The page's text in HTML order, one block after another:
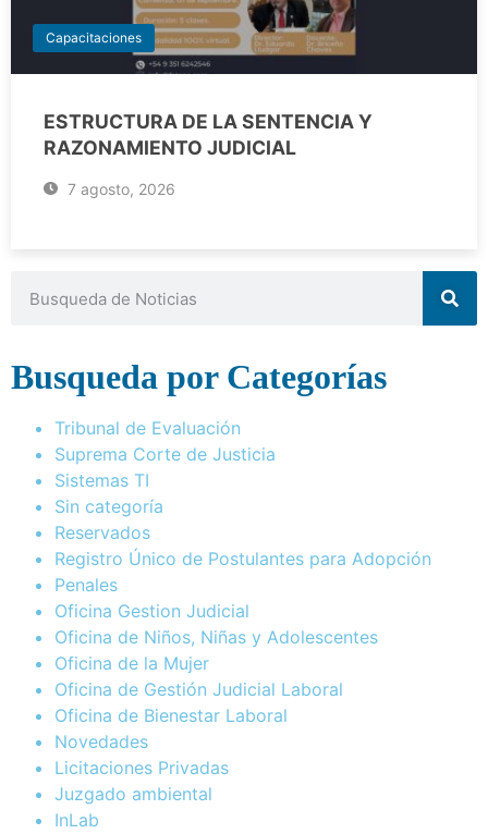
Capacitaciones
ESTRUCTURA DE LA SENTENCIA Y
RAZONAMIENTO JUDICIAL
7 agosto, 2026
Busqueda por Categorías
Tribunal de Evaluación
Suprema Corte de Justicia
Sistemas TI
Sin categoría
Reservados
Registro Único de Postulantes para Adopción
Penales
Oficina Gestion Judicial
Oficina de Niños, Niñas y Adolescentes
Oficina de la Mujer
Oficina de Gestión Judicial Laboral
Oficina de Bienestar Laboral
Novedades
Licitaciones Privadas
Juzgado ambiental
InLab